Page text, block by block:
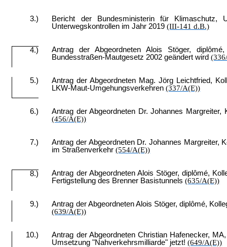
3.)
Bericht der Bundesministerin für Klimaschutz,
Unterwegskontrollen im Jahr 2019(III-141 d.B.)
4.)
Antrag der Abgeordneten Alois Stöger,
Bundesstraßen-Mautgesetz 2002 geändert wird
5.)
Antrag der Abgeordneten Mag. Jörg Leichtfried,
LKW-Maut-Umgehungsverkehren(337/A(E))
6.)
Antrag der Abgeordneten Dr. Johannes
(456/A(E))
7.)
Antrag der Abgeordneten Dr. Johannes Margreiter,
im Straßenverkehr(554/A(E))
8.)
Antrag der Abgeordneten Alois Stöger, diplômé,
Fertigstellung des Brenner Basistunnels(635/A(E))
9.)
Antrag der Abgeordneten Alois Stöger, diplômé,
(639/A(E))
10.)
Antrag der Abgeordneten Christian Hafenecker,
Umsetzung "Nahverkehrsmilliarde" jetzt!(649/A(E))